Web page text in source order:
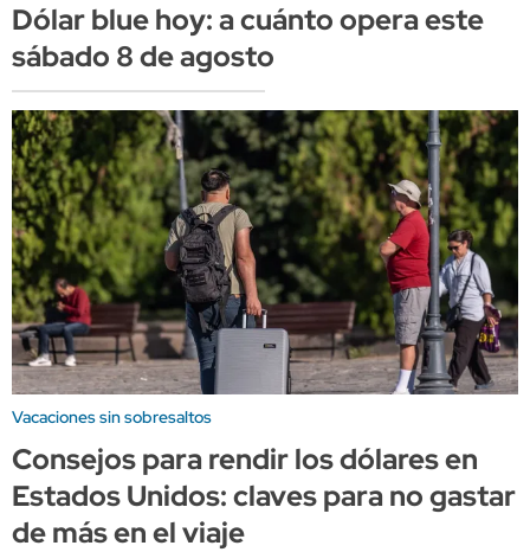
Dólar blue hoy: a cuánto opera este
sábado 8 de agosto
Vacaciones sin sobresaltos
Consejos para rendir los dólares en
Estados Unidos: claves para no gastar
de más en el viaje